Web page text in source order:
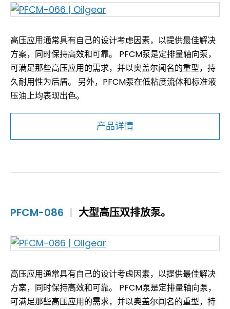
高压应用通常具有自己的设计考虑因素，以提供最佳解决
方案，同时保持高效和可靠。 PFCM泵是定排量轴向泵，
可满足那些高压应用的需求，并以奥盖尔闻名的重型，持
久耐用性为后盾。 另外，PFCM泵在低粘度流体和标准液
压油上均表现出色。
产品详情
PFCM-086 | 大型高压双排放泵。
高压应用通常具有自己的设计考虑因素，以提供最佳解决
方案，同时保持高效和可靠。 PFCM泵是定排量轴向泵，
可满足那些高压应用的需求，并以奥盖尔闻名的重型，持